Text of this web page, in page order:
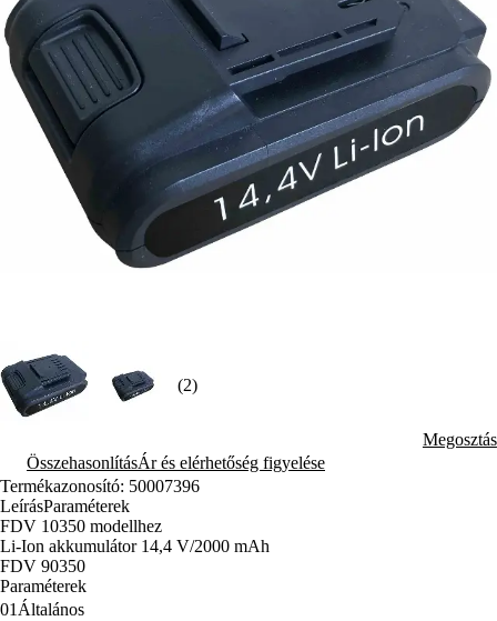
(2)
Megosztás
ÖsszehasonlításÁr és elérhetőség figyelése
Termékazonosító: 50007396
LeírásParaméterek
FDV 10350 modellhez
Li-Ion akkumulátor 14,4 V/2000 mAh
FDV 90350
Paraméterek
01 Általános